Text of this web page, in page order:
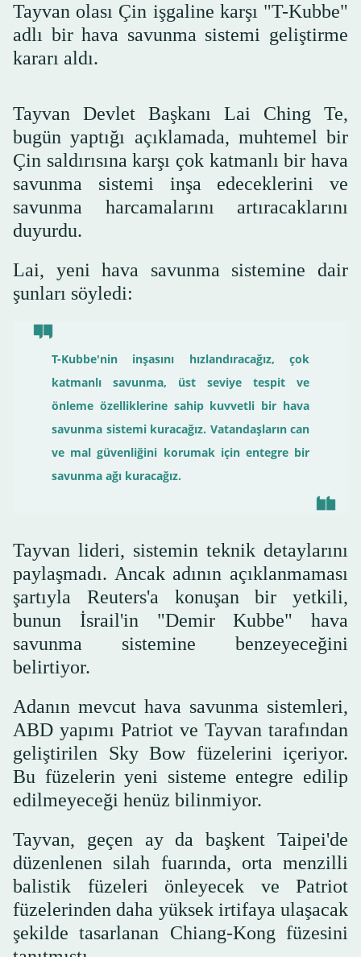
Tayvan olası Çin işgaline karşı "T-Kubbe"
adlı bir hava savunma sistemi geliştirme
kararı aldı.
Tayvan Devlet Başkanı Lai Ching Te,
bugün yaptığı açıklamada, muhtemel bir
Çin saldırısına karşı çok katmanlı bir hava
savunma sistemi inşa edeceklerini ve
savunma harcamalarını artıracaklarını
duyurdu.
Lai, yeni hava savunma sistemine dair
şunları söyledi:
T-Kubbe'nin inşasını hızlandıracağız, çok
katmanlı savunma, üst seviye tespit ve
önleme özelliklerine sahip kuvvetli bir hava
savunma sistemi kuracağız. Vatandaşların can
ve mal güvenliğini korumak için entegre bir
savunma ağı kuracağız.
Tayvan lideri, sistemin teknik detaylarını
paylaşmadı. Ancak adının açıklanmaması
şartıyla Reuters'a konuşan bir yetkili,
bunun İsrail'in "Demir Kubbe" hava
savunma sistemine benzeyeceğini
belirtiyor.
Adanın mevcut hava savunma sistemleri,
ABD yapımı Patriot ve Tayvan tarafından
geliştirilen Sky Bow füzelerini içeriyor.
Bu füzelerin yeni sisteme entegre edilip
edilmeyeceği henüz bilinmiyor.
Tayvan, geçen ay da başkent Taipei'de
düzenlenen silah fuarında, orta menzilli
balistik füzeleri önleyecek ve Patriot
füzelerinden daha yüksek irtifaya ulaşacak
şekilde tasarlanan Chiang-Kong füzesini